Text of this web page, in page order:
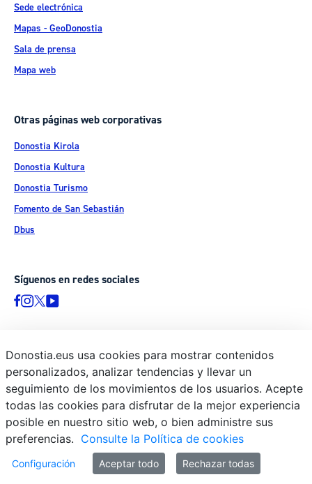
Sede electrónica
Mapas - GeoDonostia
Sala de prensa
Mapa web
Otras páginas web corporativas
Donostia Kirola
Donostia Kultura
Donostia Turismo
Fomento de San Sebastián
Dbus
Síguenos en redes sociales
© Donostiako Udala - Ayuntamiento de Donostia / San Sebastián
Ijentea 1, 20003 Donostia / San Sebastián
Aviso legal
Política de privacidad
Política de cookies
Declaración de accesibilidad
Donostia.eus usa cookies para mostrar contenidos
personalizados, analizar tendencias y llevar un
seguimiento de los movimientos de los usuarios. Acepte
todas las cookies para disfrutar de la mejor experiencia
posible en nuestro sitio web, o bien administre sus
preferencias. Consulte la Política de cookies
Configuración Aceptar todo Rechazar todas